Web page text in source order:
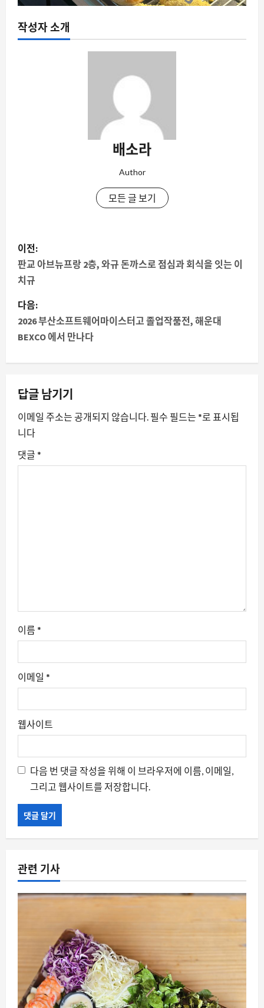
작성자 소개
배소라
Author
모든 글 보기
게
시
내
비
게
이
션
이전:
판교 아브뉴프랑 2층, 와규 돈까스로 점심과 회식을 잇는 이
치규
다음:
2026 부산소프트웨어마이스터고 졸업작품전, 해운대
BEXCO 에서 만나다
답글 남기기
이메일 주소는 공개되지 않습니다. 필수 필드는 *로 표시됩
니다
댓글 *
이름 *
이메일 *
웹사이트
다음 번 댓글 작성을 위해 이 브라우저에 이름, 이메일,
그리고 웹사이트를 저장합니다.
관련 기사